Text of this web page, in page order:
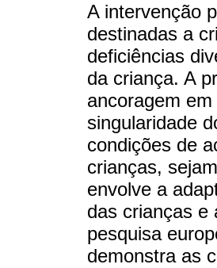
A intervenção
destinadas a
deficiências
da criança. A
ancoragem
singularidade
condições de
crianças,
envolve a
das crianças e
pesquisa
demonstra as